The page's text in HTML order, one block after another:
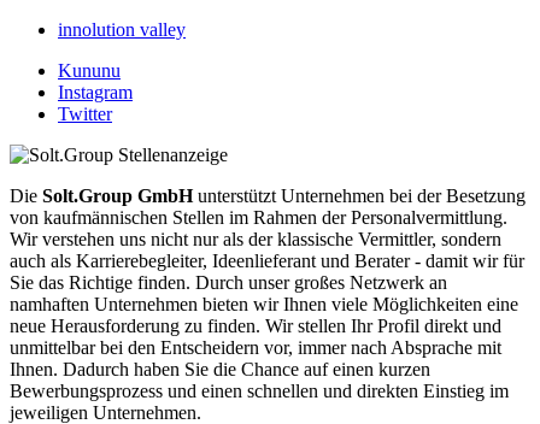
innolution valley
Kununu
Instagram
Twitter
Die Solt.Group GmbHunterstützt Unternehmen bei der Besetzung
von kaufmännischen Stellen im Rahmen der Personalvermittlung.
Wir verstehen uns nicht nur als der klassische Vermittler, sondern
auch als Karrierebegleiter, Ideenlieferant und Berater - damit wir für
Sie das Richtige finden. Durch unser großes Netzwerk an
namhaften Unternehmen bieten wir Ihnen viele Möglichkeiten eine
neue Herausforderung zu finden. Wir stellen Ihr Profil direkt und
unmittelbar bei den Entscheidern vor, immer nach Absprache mit
Ihnen. Dadurch haben Sie die Chance auf einen kurzen
Bewerbungsprozess und einen schnellen und direkten Einstieg im
jeweiligen Unternehmen.